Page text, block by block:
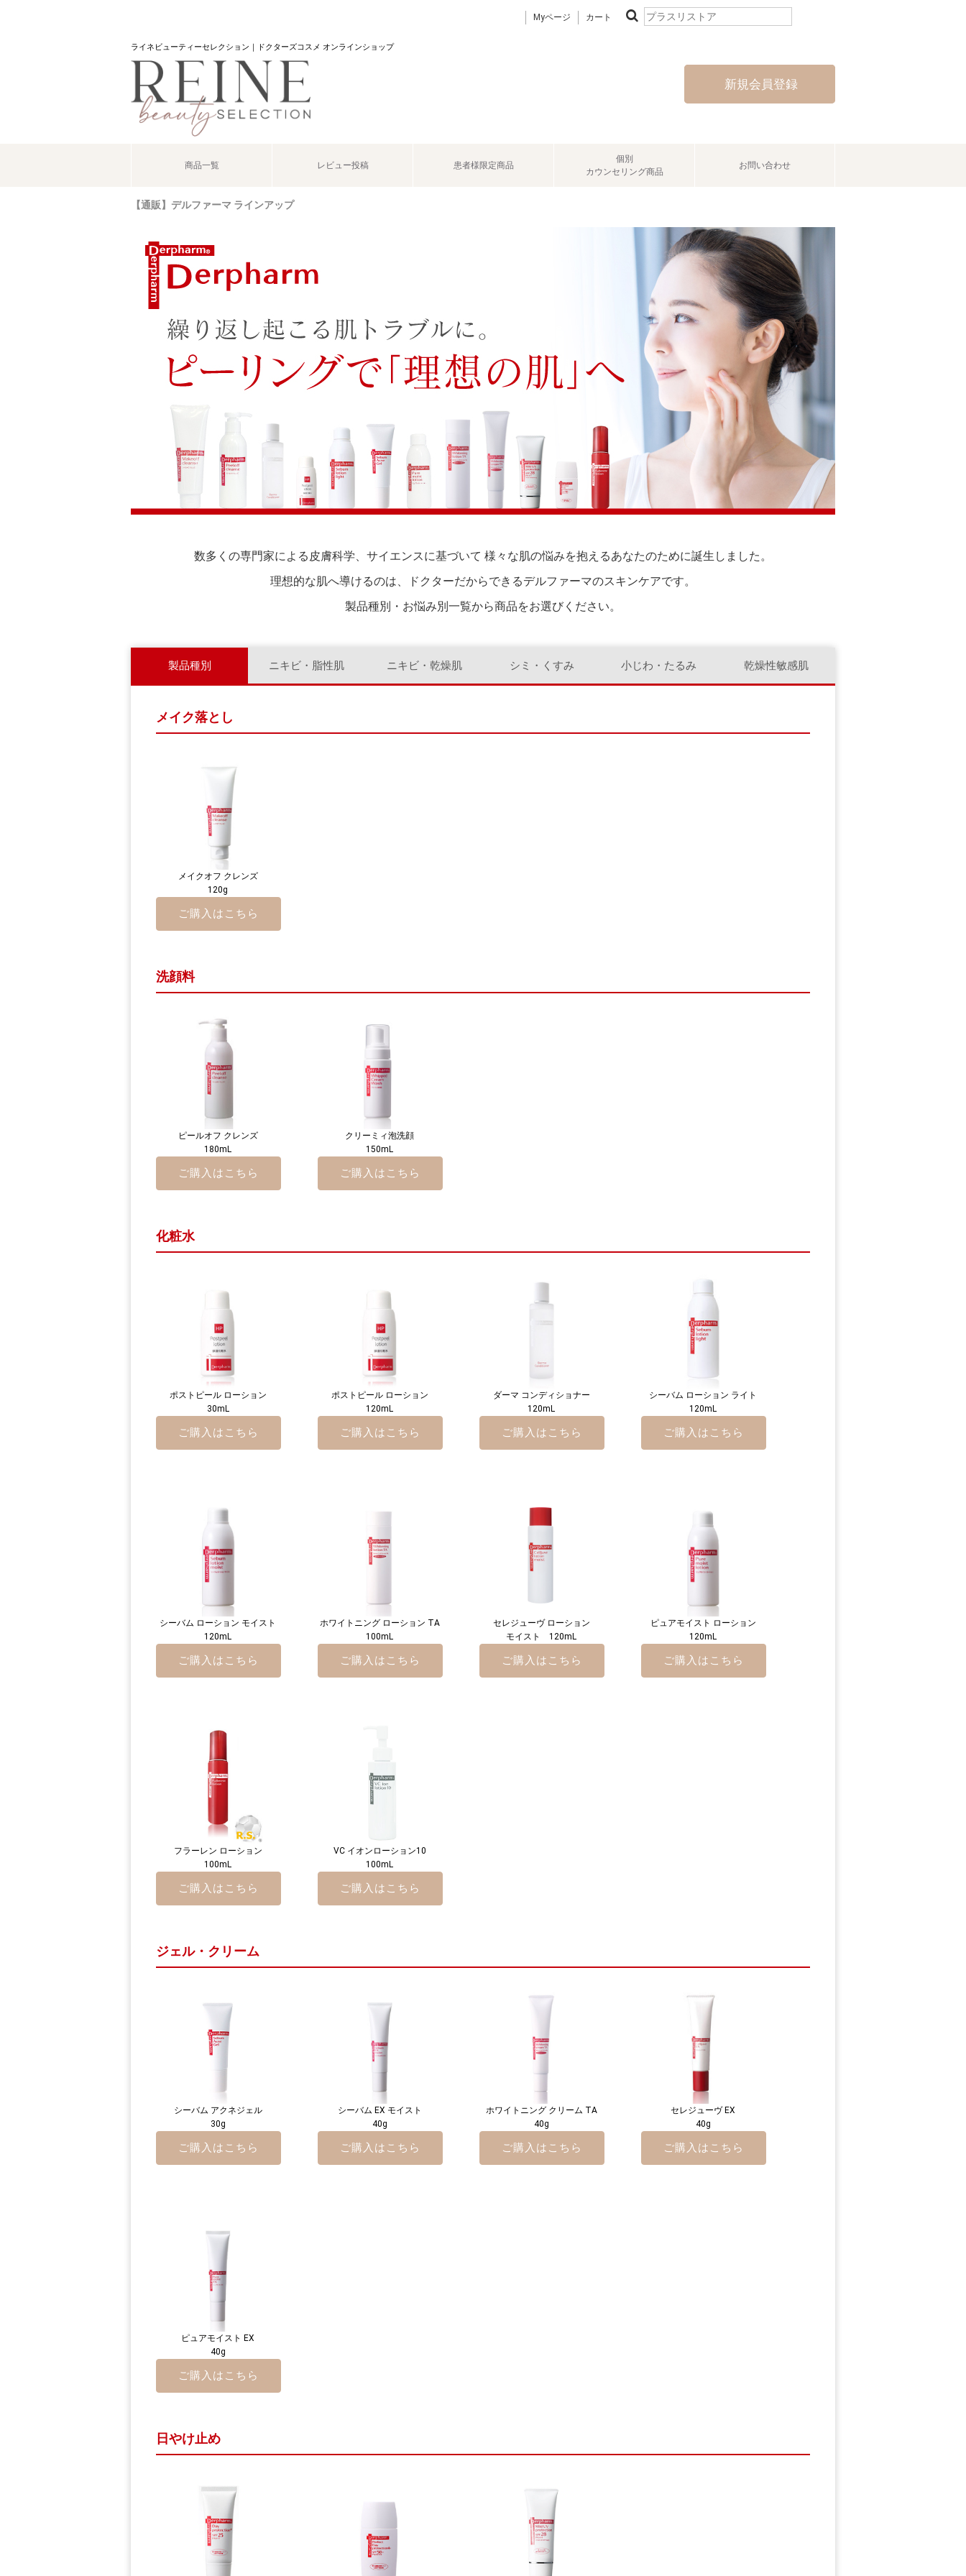
Myページ カート
ライネビューティーセレクション｜ドクターズコスメ オンラインショップ
新規会員登録
商品一覧 レビュー投稿 患者様限定商品
個別
カウンセリング商品
お問い合わせ
【通販】デルファーマ ラインアップ
数多くの専門家による皮膚科学、サイエンスに基づいて 様々な肌の悩みを抱えるあなたのために誕生しました。
理想的な肌へ導けるのは、ドクターだからできるデルファーマのスキンケアです。
製品種別・お悩み別一覧から商品をお選びください。
製品種別 ニキビ・脂性肌 ニキビ・乾燥肌 シミ・くすみ 小じわ・たるみ 乾燥性敏感肌
メイク落とし
メイクオフ クレンズ
120g
ご購入はこちら
洗顔料
ピールオフ クレンズ
180mL
ご購入はこちら
クリーミィ泡洗顔
150mL
ご購入はこちら
化粧水
ポストピール ローション
30mL
ご購入はこちら
ポストピール ローション
120mL
ご購入はこちら
ダーマ コンディショナー
120mL
ご購入はこちら
シーバム ローション ライト
120mL
ご購入はこちら
シーバム ローション モイスト
120mL
ご購入はこちら
ホワイトニング ローション TA
100mL
ご購入はこちら
セレジューヴ ローション
モイスト 120mL
ご購入はこちら
ピュアモイスト ローション
120mL
ご購入はこちら
フラーレン ローション
100mL
ご購入はこちら
VC イオンローション10
100mL
ご購入はこちら
ジェル・クリーム
シーバム アクネジェル
30g
ご購入はこちら
シーバム EX モイスト
40g
ご購入はこちら
ホワイトニング クリーム TA
40g
ご購入はこちら
セレジューヴ EX
40g
ご購入はこちら
ピュアモイスト EX
40g
ご購入はこちら
日やけ止め